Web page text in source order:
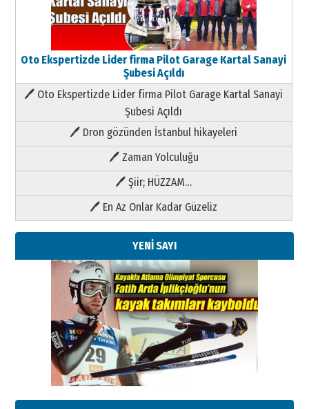
Oto Ekspertizde Lider firma Pilot Garage Kartal Sanayi
Şubesi Açıldı
🖊 Oto Ekspertizde Lider firma Pilot Garage Kartal Sanayi
Şubesi Açıldı
🖊 Dron gözünden İstanbul hikayeleri
🖊 Zaman Yolculuğu
🖊 Şiir; HÜZZAM…
🖊 En Az Onlar Kadar Güzeliz
YENİ SAYI
Kenan GÜLERCİ
Metin Külünk: Aileyi Korumak
Geleceği Korumaktır